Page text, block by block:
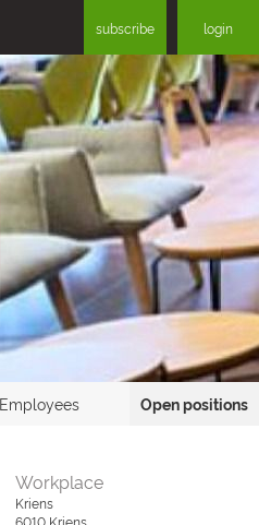
subscribe login
Employees Open positions
Workplace
Kriens
6010 Kriens